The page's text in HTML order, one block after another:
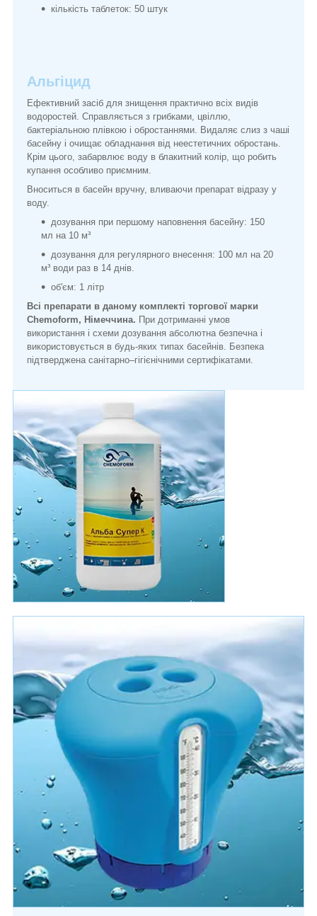
кількість таблеток: 50 штук
Альгіцид
Ефективний засіб для знищення практично всіх видів
водоростей. Справляється з грибками, цвіллю,
бактеріальною плівкою і обростаннями. Видаляє слиз з чаші
басейну і очищає обладнання від неестетичних обростань.
Крім цього, забарвлює воду в блакитний колір, що робить
купання особливо приємним.
Вноситься в басейн вручну, вливаючи препарат відразу у
воду.
дозування при першому наповнення басейну: 150
мл на 10 м³
дозування для регулярного внесення: 100 мл на 20
м³ води раз в 14 днів.
об'єм: 1 літр
Всі препарати в даному комплекті торгової марки
Chemoform, Німеччина. При дотриманні умов
використання і схеми дозування абсолютна безпечна і
використовується в будь-яких типах басейнів. Безпека
підтверджена санітарно–гігієнічними сертифікатами.